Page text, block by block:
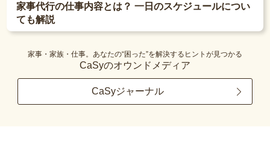
家事代行の仕事内容とは？ 一日のスケジュールについ
ても解説
家事・家族・仕事。あなたの“困った”を解決するヒントが見つかる
CaSyのオウンドメディア
CaSyジャーナル